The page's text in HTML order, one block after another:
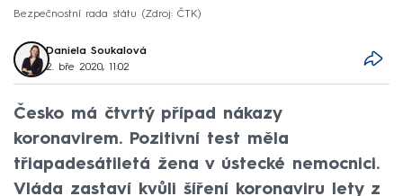
Bezpečnostní rada státu Zdroj: ČTK
Daniela Soukalová
2. bře 2020, 11:02
Česko má čtvrtý případ nákazy
koronavirem. Pozitivní test měla
třiapadesátiletá žena v ústecké nemocnici.
Vláda zastaví kvůli šíření koronaviru lety z